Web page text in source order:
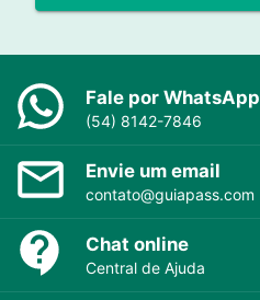
Fale por WhatsApp
(54) 8142-7846
Envie um email
contato@guiapass.com
Chat online
Central de Ajuda